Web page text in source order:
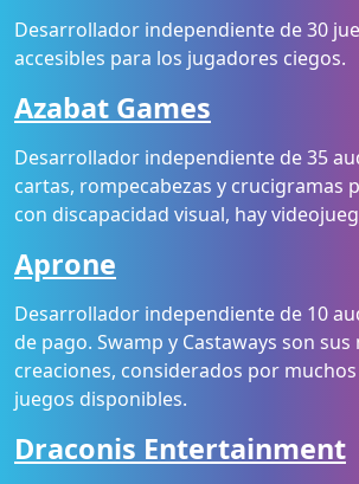
Desarrollador independiente de 30
accesibles para los jugadores ciegos.
Azabat Games
Desarrollador independiente de 35
cartas, rompecabezas y crucigramas
con discapacidad visual, hay
Aprone
Desarrollador independiente de 10
de pago. Swamp y Castaways son sus
creaciones, considerados por
juegos disponibles.
Draconis Entertainment